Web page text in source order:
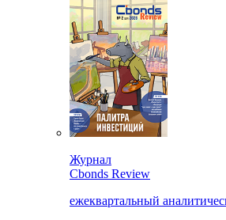
Журнал
Cbonds Review
ежеквартальный